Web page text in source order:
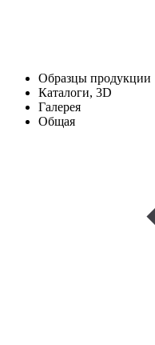
Образцы продукции
Каталоги, 3D
Галерея
Общая